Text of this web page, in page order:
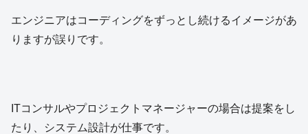
エンジニアはコーディングをずっとし続けるイメージがあ
りますが誤りです。
ITコンサルやプロジェクトマネージャーの場合は提案をし
たり、システム設計が仕事です。